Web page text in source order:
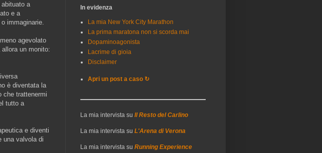
a
e a
immaginarie.
agevolato
allora un monito:
è diventata la
che trattenermi
tutto a
e diventi
una valvola di
In evidenza
La mia New York City Marathon
La prima maratona non si scorda mai
Dopaminoagonista
Lacrime di gioia
Disclaimer
Apri un post a caso ↻
La mia intervista su Il Resto del Carlino
La mia intervista su L'Arena di Verona
La mia intervista su Running Experience